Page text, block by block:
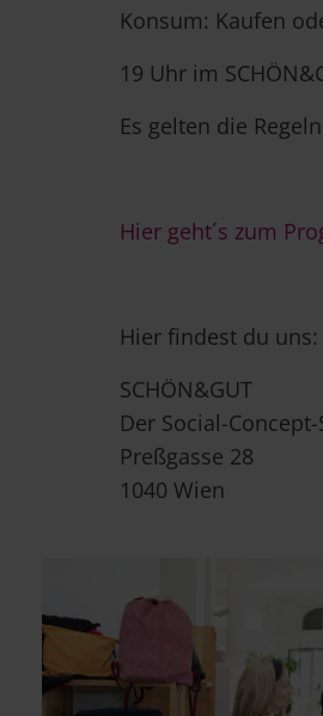
Konsum: Kaufen
19 Uhr im
Es gelten die
Hier geht´s zum
Hier findest du uns:
SCHÖN&GUT
Der Social-
Preßgasse 28
1040 Wien